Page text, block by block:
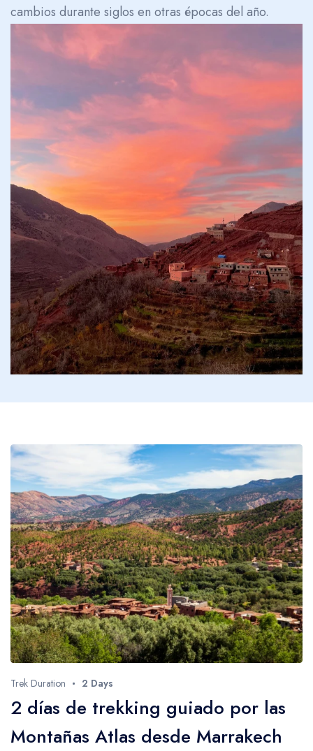
cambios durante siglos en otras épocas del año.
Trek Duration 2 Days
2 días de trekking guiado por las
Montañas Atlas desde Marrakech